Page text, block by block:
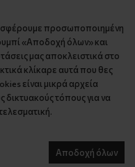
Μοσχάτο Αττική
Θεσσαλονίκη
Ηράκλειο
Reserved.
προσωποποιημένη
«Αποδοχή όλων» και
μας αποκλειστικά στο
κλίκαρε αυτά που θες
είναι μικρά αρχεία
δικτυακούς τόπους για να
Αποδοχή όλων